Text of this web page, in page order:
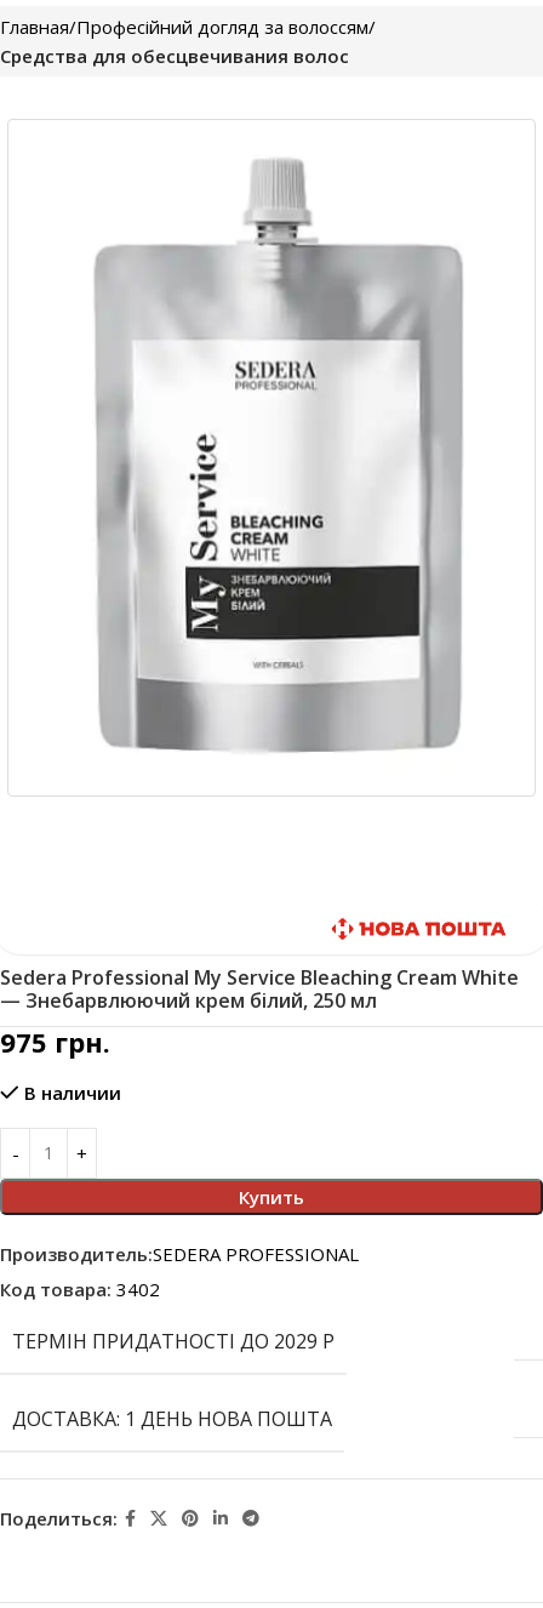
Главная Професійний догляд за волоссям
Средства для обесцвечивания волос
Sedera Professional My Service Bleaching Cream White
— Знебарвлюючий крем білий, 250 мл
975 грн.
В наличии
Купить
Производитель:SEDERA PROFESSIONAL
Код товара: 3402
ТЕРМІН ПРИДАТНОСТІ ДО 2029 Р
ДОСТАВКА: 1 ДЕНЬ НОВА ПОШТА
Поделиться: